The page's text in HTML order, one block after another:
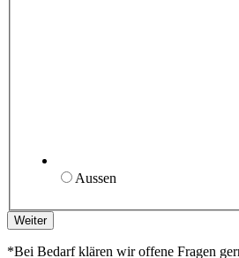
Aussen
Weiter
*Bei Bedarf klären wir offene Fragen